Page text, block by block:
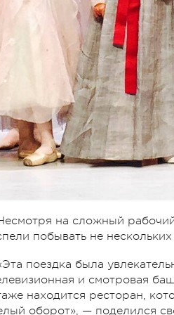
на сложный
побывать не
поездка была
и смотровая
находится ресторан,
оборот», — поделился